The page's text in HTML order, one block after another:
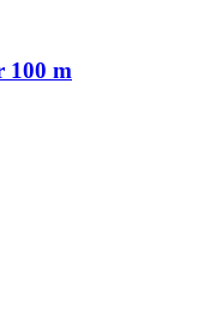
100 m